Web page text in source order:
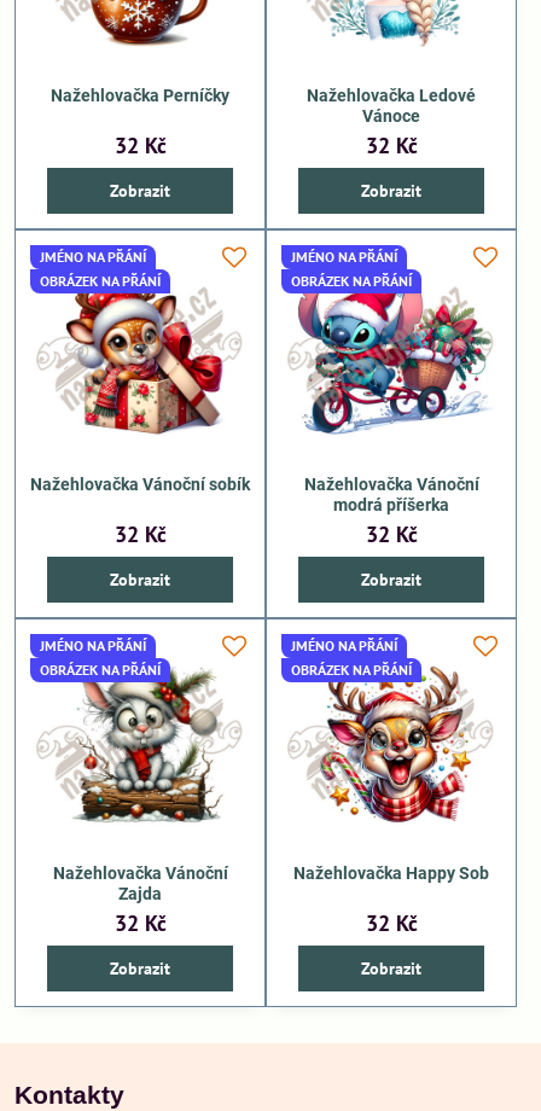
Nažehlovačka Perníčky
32 Kč
Zobrazit
Nažehlovačka Ledové
Vánoce
32 Kč
Zobrazit
JMÉNO NA PŘÁNÍ
OBRÁZEK NA PŘÁNÍ
Nažehlovačka Vánoční sobík
32 Kč
Zobrazit
JMÉNO NA PŘÁNÍ
OBRÁZEK NA PŘÁNÍ
Nažehlovačka Vánoční
modrá příšerka
32 Kč
Zobrazit
JMÉNO NA PŘÁNÍ
OBRÁZEK NA PŘÁNÍ
Nažehlovačka Vánoční
Zajda
32 Kč
Zobrazit
JMÉNO NA PŘÁNÍ
OBRÁZEK NA PŘÁNÍ
Nažehlovačka Happy Sob
32 Kč
Zobrazit
Kontakty